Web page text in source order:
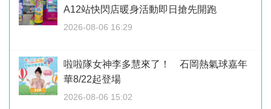
A12站快閃店暖身活動即日搶先開跑
2026-08-06 16:29
啦啦隊女神李多慧來了！ 石岡熱氣球嘉年
華8/22起登場
2026-08-06 15:02